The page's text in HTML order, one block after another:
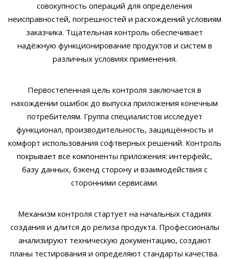
совокупность операций для определения
неисправностей, погрешностей и расхождений условиям
заказчика. Тщательная контроль обеспечивает
надёжную функционирование продуктов и систем в
различных условиях применения.
Первостепенная цель контроля заключается в
нахождении ошибок до выпуска приложения конечным
потребителям. Группа специалистов исследует
функционал, производительность, защищённость и
комфорт использования софтверных решений. Контроль
покрывает все компоненты приложения: интерфейс,
базу данных, бэкенд сторону и взаимодействия с
сторонними сервисами.
Механизм контроля стартует на начальных стадиях
создания и длится до релиза продукта. Профессионалы
анализируют техническую документацию, создают
планы тестирования и определяют стандарты качества.